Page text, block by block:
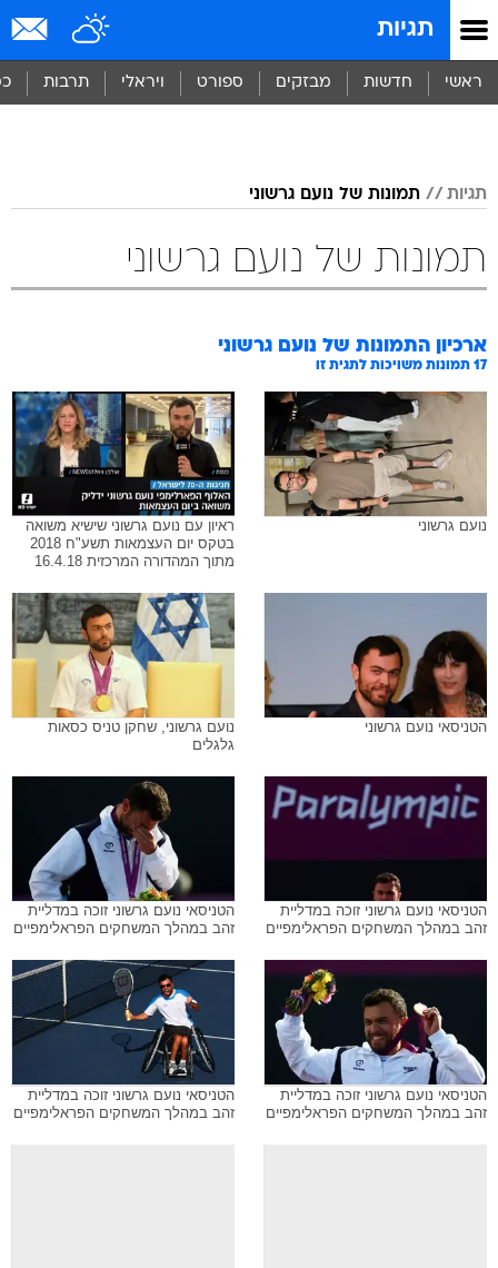
תגיות
ראשי חדשות מבזקים ספורט ויראלי תרבות
תגיות תמונות של נועם גרשוני
תמונות של נועם גרשוני
ארכיון התמונות של נועם גרשוני
17 תמונות משויכות לתגית זו
נועם גרשוני
ראיון עם נועם גרשוני שישיא משואה
בטקס יום העצמאות תשע"ח 2018
מתוך המהדורה המרכזית 16.4.18
הטניסאי נועם גרשוני
נועם גרשוני, שחקן טניס כסאות
גלגלים
הטניסאי נועם גרשוני זוכה במדליית
זהב במהלך המשחקים הפראלימפיים
הטניסאי נועם גרשוני זוכה במדליית
זהב במהלך המשחקים הפראלימפיים
הטניסאי נועם גרשוני זוכה במדליית
זהב במהלך המשחקים הפראלימפיים
הטניסאי נועם גרשוני זוכה במדליית
זהב במהלך המשחקים הפראלימפיים